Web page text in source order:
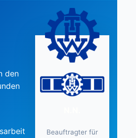
den
Beauftragter für